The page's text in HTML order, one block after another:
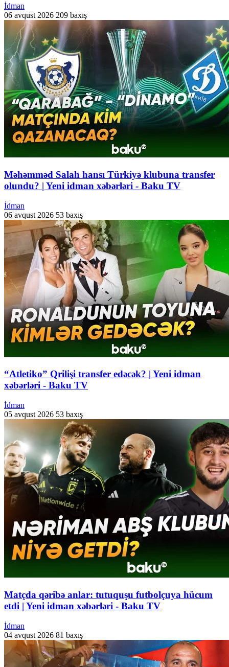
İdman
06 avqust 2026 209 baxış
Məhəmməd Salah hansı Türkiyə klubuna transfer
olundu? | Yeni idman xəbərləri - Baku TV
İdman
06 avqust 2026 53 baxış
“Atletiko” Qrilişi transfer edəcək? | Yeni idman
xəbərləri - Baku TV
İdman
05 avqust 2026 53 baxış
Matçda qəribə anlar: tutuquşu futbolçuya hücum
etdi | Yeni idman xəbərləri - Baku TV
İdman
04 avqust 2026 81 baxış